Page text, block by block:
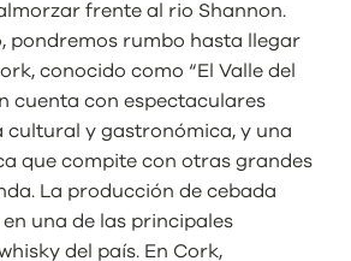
frente al rio Shannon.
pondremos rumbo hasta llegar
conocido como “El Valle del
cuenta con espectaculares
cultural y gastronómica, y una
que compite con otras grandes
La producción de cebada
una de las principales
del país. En Cork,